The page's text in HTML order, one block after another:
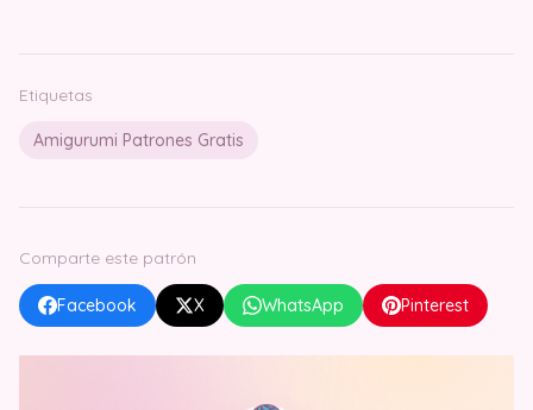
Etiquetas
Amigurumi Patrones Gratis
Comparte este patrón
Facebook X WhatsApp Pinterest